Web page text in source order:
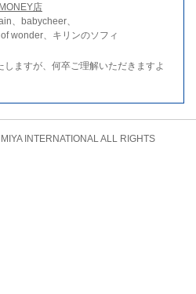
店
、babycheer、
wonder、キリンのソフィ
ますが、何卒ご理解いただきますよ